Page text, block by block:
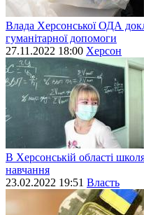
Влада Херсонської ОДА
гуманітарної допомоги
27.11.2022 18:00 Херсон
В Херсонській області
навчання
23.02.2022 19:51 Власть